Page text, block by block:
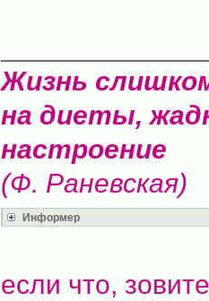
Жизнь
на диеты,
настроение
(Ф. Раневская)
Информер
если что,